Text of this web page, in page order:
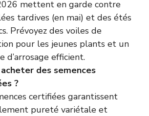
mettent en garde contre
tardives (en mai) et des étés
Prévoyez des voiles de
pour les jeunes plants et un
d’arrosage efficient.
des semences
?
certifiées garantissent
pureté variétale et